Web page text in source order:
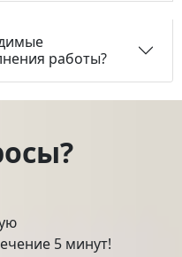
работы?
5 минут!